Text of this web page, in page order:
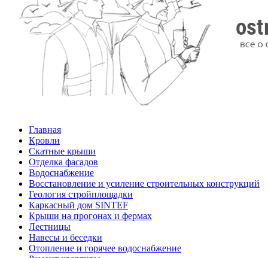
Главная
Кровли
Скатные крыши
Отделка фасадов
Водоснабжение
Восстановление и усиление строительных конструкций
Геология стройплощадки
Каркасный дом SINTEF
Крыши на прогонах и фермах
Лестницы
Навесы и беседки
Отопление и горячее водоснабжение